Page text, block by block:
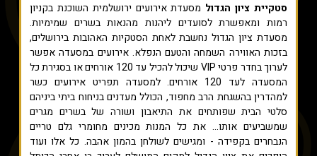
סטקיית ציון הגדול מסעדת אירועים ירושלמית השוכנת בקניון
רמות ומאפשרת לסועדים ליהנות מהנאות בשרים שמימיות.
מסעדת ציון הגדול נחשבת לאחת הסטקיות האהובות בירושלים,
בזכות האווירה השמחה והטעם הנפלא. אירועים במסעדה אפשר
לערוך בחדר פרטי VIP שיכול להכיל עד 120 אורחים או בסגירת כל
המסעדה לעד 120 אורחים. למסעדה תפריט אירועים כשר
למהדרין בהשגחת הרב מחפוד, הכולל מעדנים בניחוח ביתי ביניהם
סלטי הבית שפותחים את התיאבון ושורה של בשרים מגרים
שמשביעים אותו... את כל המנות מכינים מחומרי גלם טריים
הנבחרים בקפידה - ומגישים לשולחן בהמון אהבה. כל אלו ועוד